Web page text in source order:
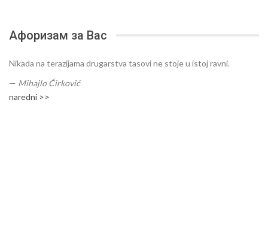
Афоризам за Вас
Nikada na terazijama drugarstva tasovi ne stoje u istoj ravni.
— Mihajlo Ćirković
naredni >>